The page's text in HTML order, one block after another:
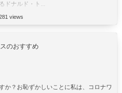
ドナルド・ト...
views
のおすすめ
か？お恥ずかしいことに私は、コロナワ